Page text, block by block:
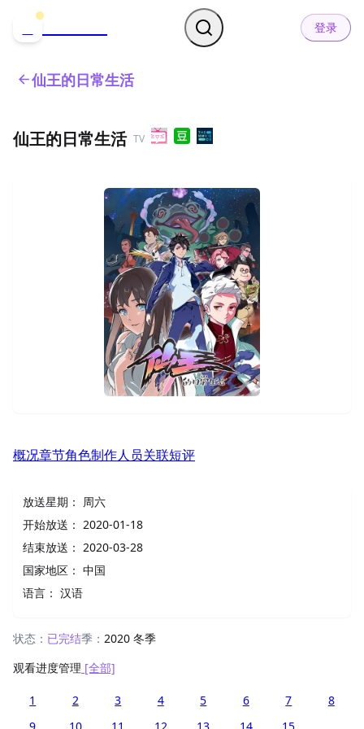
登录
仙王的日常生活
仙王的日常生活 TV
概况章节角色制作人员关联短评
放送星期：
周六
开始放送： 2020-01-18
结束放送： 2020-03-28
国家地区： 中国
语言： 汉语
状态： 已完结季： 2020 冬季
观看进度管理 [全部]
1 2 3 4 5 6 7
8